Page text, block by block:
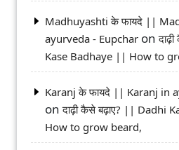
Madhuyashti के फायदे ||
ayurveda - Eupchar on
Kase Badhaye || How to
Karanj के फायदे || Karanj in
onदाढ़ी कैसे बढ़ाए? || Dadhi
How to grow beard,